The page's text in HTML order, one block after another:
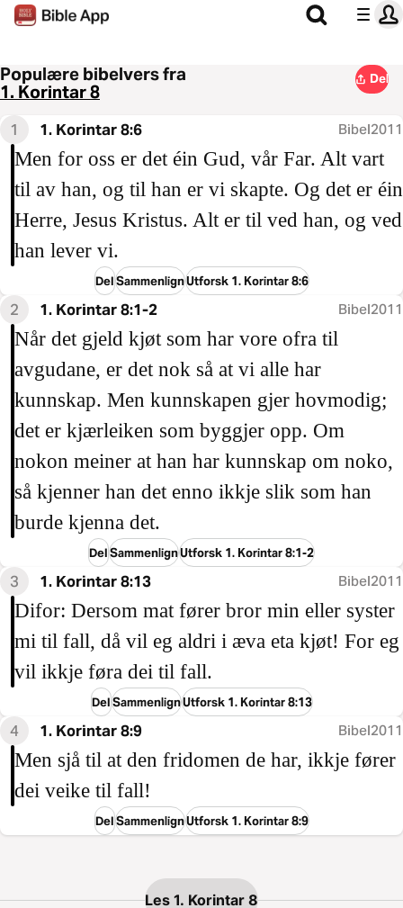
Populære bibelvers fra
1. Korintar 8
Del
1 1. Korintar 8:6 Bibel2011
Men for oss er det éin Gud, vår Far. Alt vart
til av han, og til han er vi skapte. Og det er éin
Herre, Jesus Kristus. Alt er til ved han, og ved
han lever vi.
DelSammenlignUtforsk 1. Korintar 8:6
2 1. Korintar 8:1-2 Bibel2011
Når det gjeld kjøt som har vore ofra til
avgudane, er det nok så at vi alle har
kunnskap. Men kunnskapen gjer hovmodig;
det er kjærleiken som byggjer opp. Om
nokon meiner at han har kunnskap om noko,
så kjenner han det enno ikkje slik som han
burde kjenna det.
DelSammenlignUtforsk 1. Korintar 8:1-2
3 1. Korintar 8:13 Bibel2011
Difor: Dersom mat fører bror min eller syster
mi til fall, då vil eg aldri i æva eta kjøt! For eg
vil ikkje føra dei til fall.
DelSammenlignUtforsk 1. Korintar 8:13
4 1. Korintar 8:9 Bibel2011
Men sjå til at den fridomen de har, ikkje fører
dei veike til fall!
DelSammenlignUtforsk 1. Korintar 8:9
Les 1. Korintar 8